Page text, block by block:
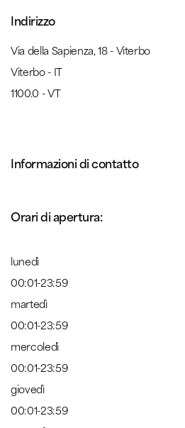
Indirizzo
Via della Sapienza, 18 - Viterbo
Viterbo - IT
1100.0 - VT
Informazioni di contatto
Orari di apertura:
lunedì
00:01-23:59
martedì
00:01-23:59
mercoledì
00:01-23:59
giovedì
00:01-23:59